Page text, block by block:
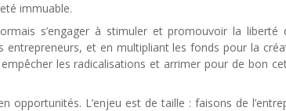
immuable.
s’engager à stimuler et promouvoir la liberté
et en multipliant les fonds pour la
les radicalisations et arrimer pour de bon
L’enjeu est de taille : faisons de